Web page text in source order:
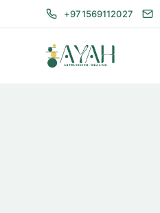
+971569112027